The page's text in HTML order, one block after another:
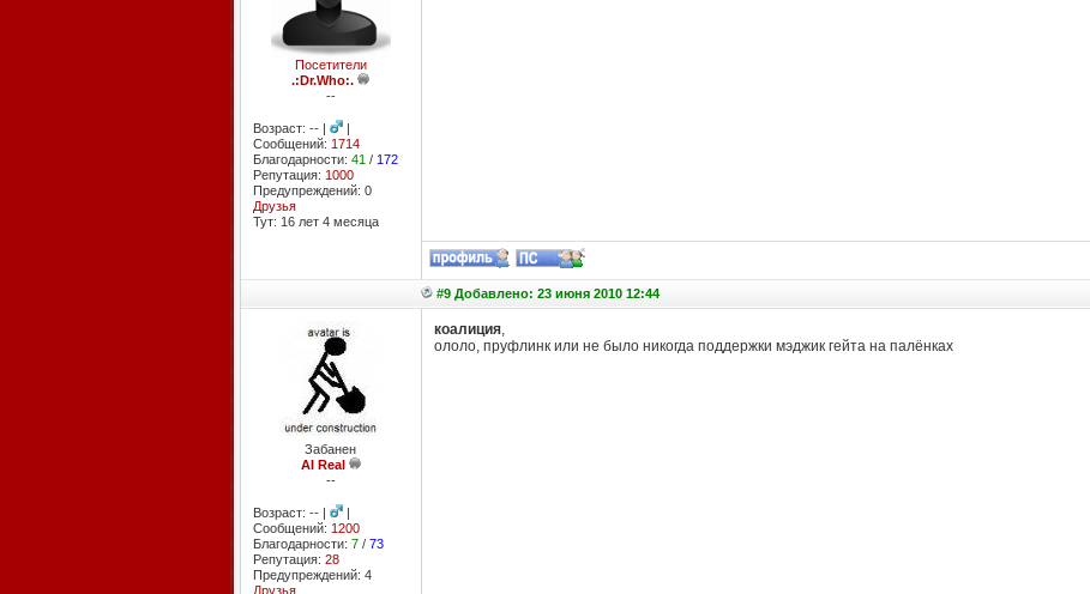
Посетители
.:Dr.Who:.
--
Возраст: -- |
|
Сообщений: 1714
Благодарности: 41 / 172
Репутация: 1000
Предупреждений: 0
Друзья
Тут: 16 лет 4 месяцa
#9 Добавлено: 23 июня 2010 12:44
Забанен
AI Real
--
Возраст: -- |
|
Сообщений: 1200
Благодарности: 7/ 73
Репутация: 28
Предупреждений: 4
Друзья
коалиция,
ололо, пруфлинк или не было никогда поддержки мэджик гейта на палёнках